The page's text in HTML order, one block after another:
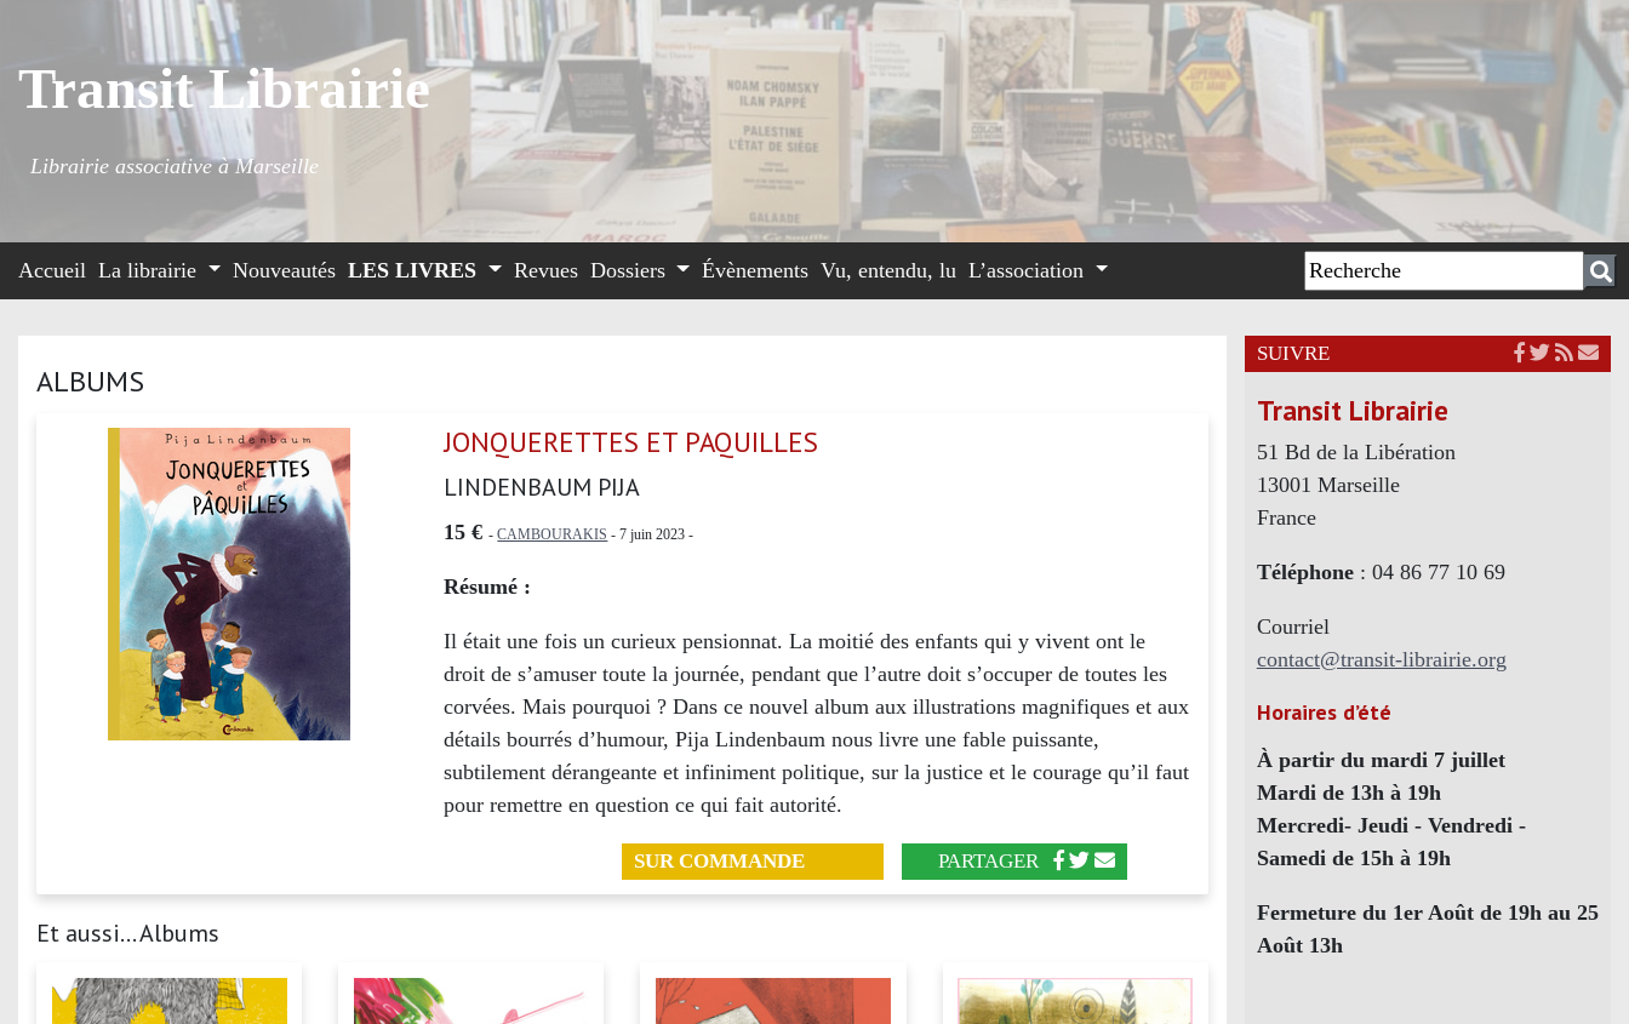
Transit Librairie
Librairie associative à Marseille
Accueil La librairie Nouveautés LES LIVRES Revues Dossiers Évènements Vu, entendu, lu L’association
ALBUMS
JONQUERETTES ET PAQUILLES
LINDENBAUM PIJA
15 € -CAMBOURAKIS - 7 juin 2023 -
Résumé :
Il était une fois un curieux pensionnat. La moitié des enfants qui y vivent ont le
droit de s’amuser toute la journée, pendant que l’autre doit s’occuper de toutes les
corvées. Mais pourquoi ? Dans ce nouvel album aux illustrations magnifiques et aux
détails bourrés d’humour, Pija Lindenbaum nous livre une fable puissante,
subtilement dérangeante et infiniment politique, sur la justice et le courage qu’il faut
pour remettre en question ce qui fait autorité.
SUR COMMANDE PARTAGER
Et aussi... Albums
SUIVRE
Transit Librairie
51 Bd de la Libération
13001 Marseille
France
Téléphone: 04 86 77 10 69
Courriel
contact@transit-librairie.org
Horaires d’été
À partir du mardi 7 juillet
Mardi de 13h à 19h
Mercredi- Jeudi - Vendredi -
Samedi de 15h à 19h
Fermeture du 1er Août de 19h au 25
Août 13h